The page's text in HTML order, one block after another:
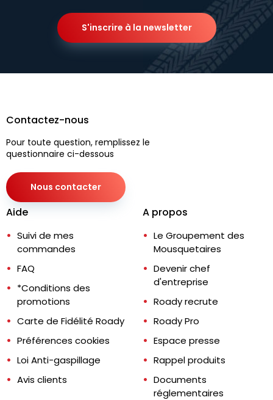
S'inscrire à la newsletter
Contactez-nous
Pour toute question, remplissez le
questionnaire ci-dessous
Nous contacter
Aide
Suivi de mes
commandes
FAQ
*Conditions des
promotions
Carte de Fidélité Roady
Préférences cookies
Loi Anti-gaspillage
Avis clients
A propos
Le Groupement des
Mousquetaires
Devenir chef
d'entreprise
Roady recrute
Roady Pro
Espace presse
Rappel produits
Documents
réglementaires